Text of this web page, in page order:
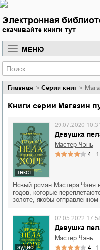
Электронная
скачивайте книги тут
МЕНЮ
Главная Серии книг
Книги серии Магазин
текст
Девушка
29.07.2020 10:31
Мастер Чэнь
4 1
Новый роман Мастера Чэня
годов, которые
золоте, якобы
аудио
Девушка
02.05.2022
Мастер Чэнь
4 1